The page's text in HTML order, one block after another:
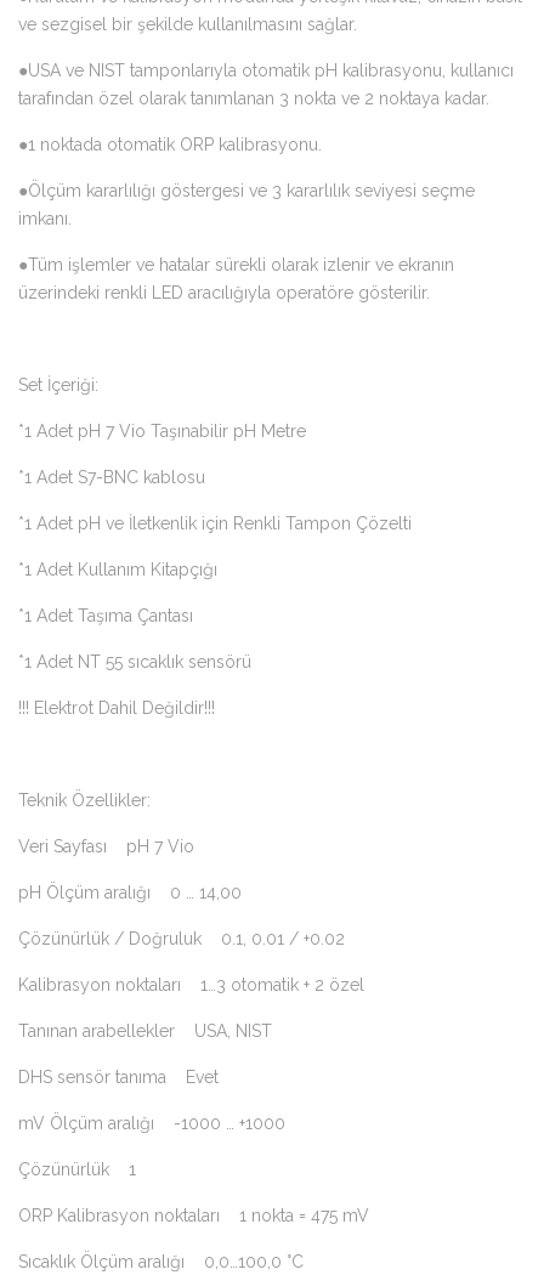
ve sezgisel bir şekilde kullanılmasını sağlar.
●USA ve NIST tamponlarıyla otomatik pH kalibrasyonu, kullanıcı
tarafından özel olarak tanımlanan 3 nokta ve 2 noktaya kadar.
●1 noktada otomatik ORP kalibrasyonu.
●Ölçüm kararlılığı göstergesi ve 3 kararlılık seviyesi seçme
imkanı.
●Tüm işlemler ve hatalar sürekli olarak izlenir ve ekranın
üzerindeki renkli LED aracılığıyla operatöre gösterilir.
Set İçeriği:
*1 Adet pH 7 Vio Taşınabilir pH Metre
*1 Adet S7-BNC kablosu
*1 Adet pH ve İletkenlik için Renkli Tampon Çözelti
*1 Adet Kullanım Kitapçığı
*1 Adet Taşıma Çantası
*1 Adet NT 55 sıcaklık sensörü
!!! Elektrot Dahil Değildir!!!
Teknik Özellikler:
Veri Sayfası pH 7 Vio
pH Ölçüm aralığı 0 … 14,00
Çözünürlük / Doğruluk 0.1, 0.01 / +0.02
Kalibrasyon noktaları 1…3 otomatik + 2 özel
Tanınan arabellekler USA, NIST
DHS sensör tanıma Evet
mV Ölçüm aralığı -1000 … +1000
Çözünürlük 1
ORP Kalibrasyon noktaları 1 nokta = 475 mV
Sıcaklık Ölçüm aralığı 0,0…100,0 °C